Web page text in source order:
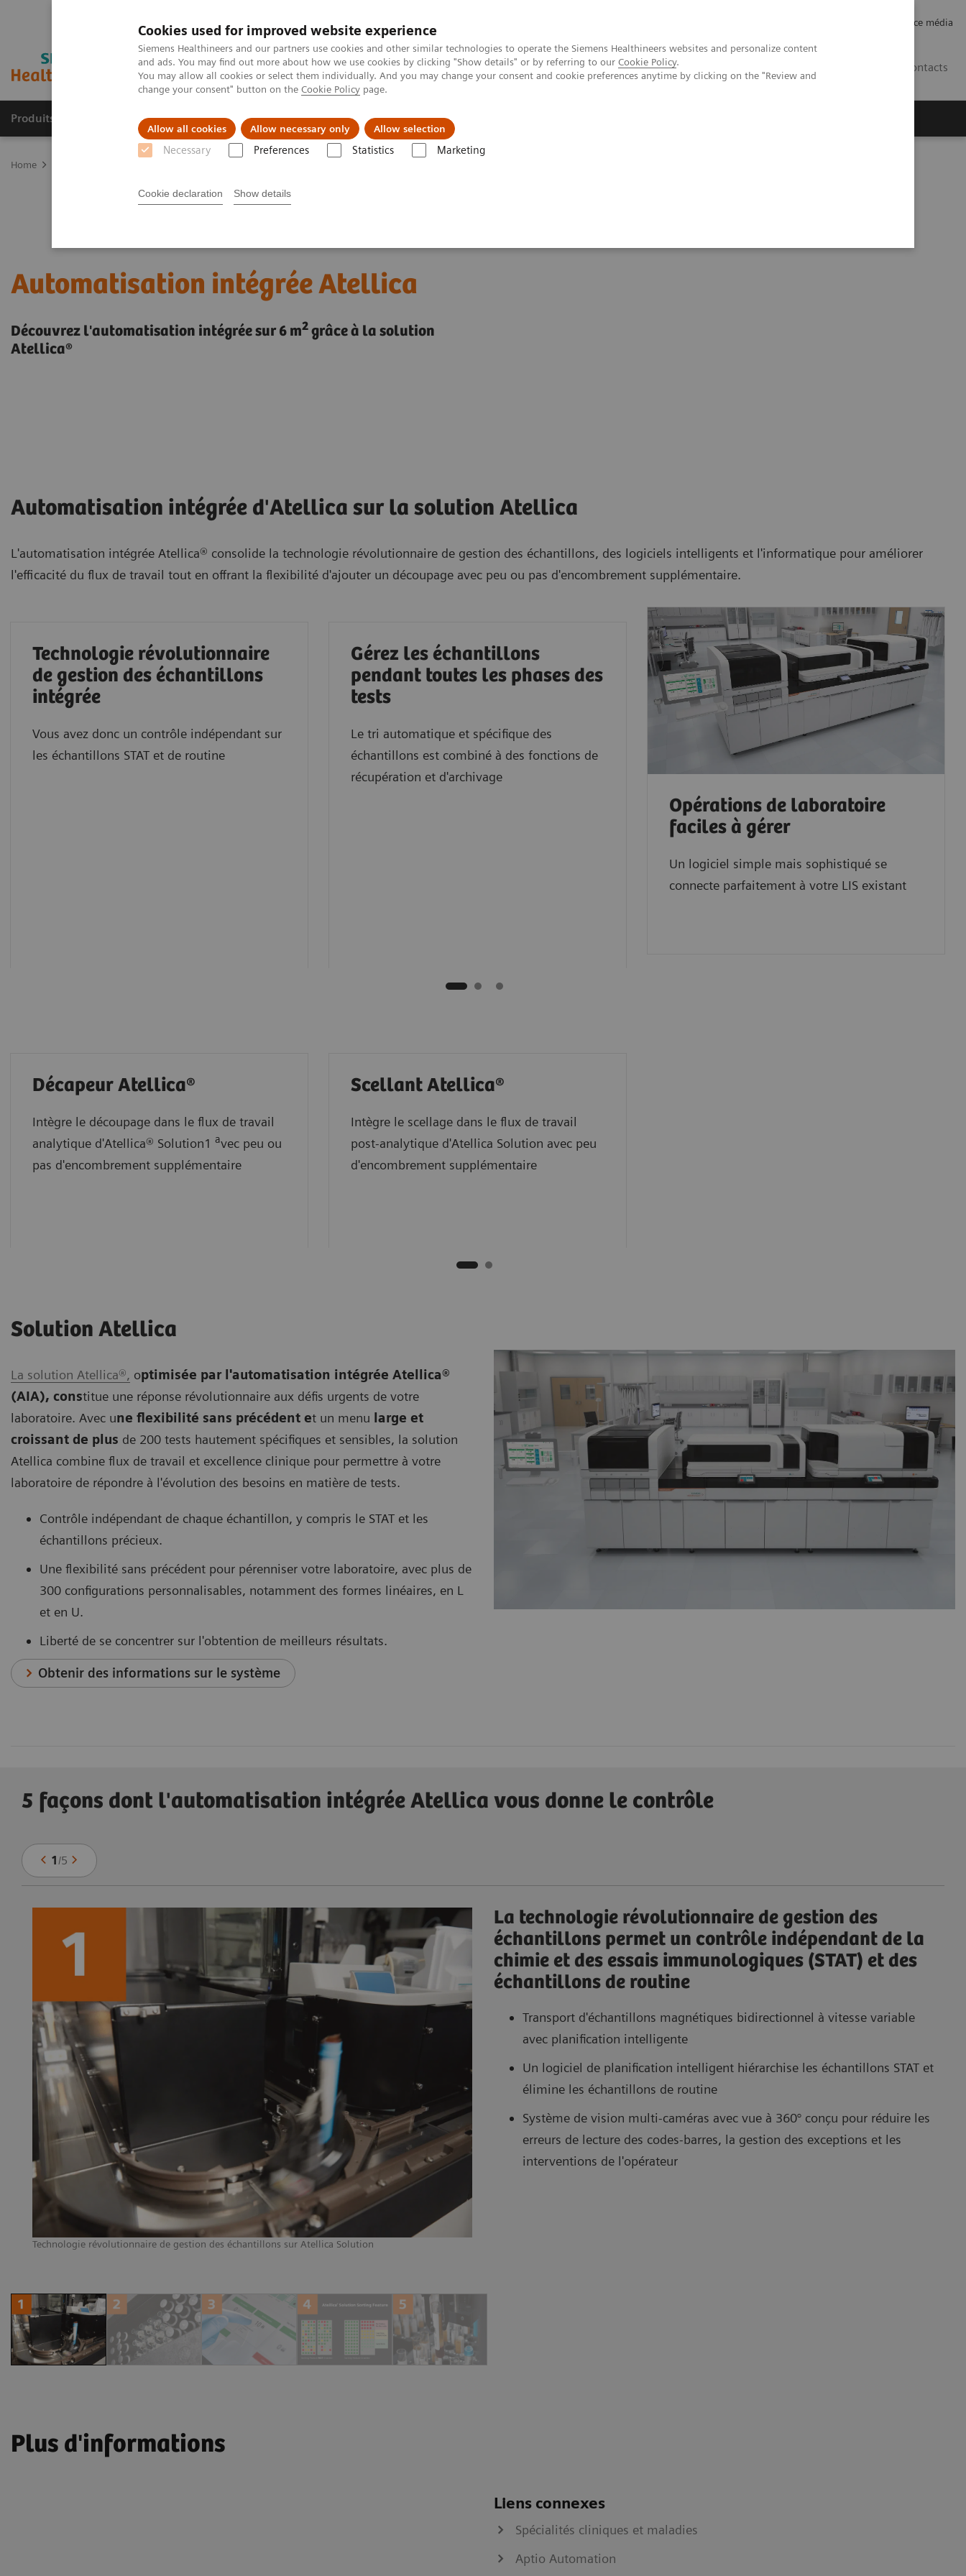
Cookies used for improved website experience
Siemens Healthineers and our partners use cookies and other similar technologies to operate the Siemens Healthineers websites and personalize content
and ads. You may find out more about how we use cookies by clicking "Show details" or by referring to our Cookie Policy.
You may allow all cookies or select them individually. And you may change your consent and cookie preferences anytime by clicking on the "Review and
change your consent" button on the Cookie Policy page.
Allow all cookies Allow necessary only Allow selection
Necessary Preferences Statistics Marketing
Cookie declaration Show details
Espace média
Contacts
Produits & services Domaines cliniques Actualités et événements
Home
Automatisation intégrée Atellica
Découvrez l'automatisation intégrée sur 6 m2 grâce à la solution
Atellica®
Automatisation intégrée d'Atellica sur la solution Atellica
L'automatisation intégrée Atellica® consolide la technologie révolutionnaire de gestion des échantillons, des logiciels intelligents et l'informatique pour améliorer
l'efficacité du flux de travail tout en offrant la flexibilité d'ajouter un découpage avec peu ou pas d'encombrement supplémentaire.
Technologie révolutionnaire
de gestion des échantillons
intégrée
Vous avez donc un contrôle indépendant sur
les échantillons STAT et de routine
Gérez les échantillons
pendant toutes les phases des
tests
Le tri automatique et spécifique des
échantillons est combiné à des fonctions de
récupération et d'archivage
Opérations de laboratoire
faciles à gérer
Un logiciel simple mais sophistiqué se
connecte parfaitement à votre LIS existant
Décapeur Atellica®
Intègre le découpage dans le flux de travail
analytique d'Atellica® Solution1 avec peu ou
pas d'encombrement supplémentaire
Scellant Atellica®
Intègre le scellage dans le flux de travail
post-analytique d'Atellica Solution avec peu
d'encombrement supplémentaire
Solution Atellica
La solution Atellica®, optimisée par l'automatisation intégrée Atellica®
(AIA), constitue une réponse révolutionnaire aux défis urgents de votre
laboratoire. Avec une flexibilité sans précédent et un menu large et
croissant de plus de 200 tests hautement spécifiques et sensibles, la solution
Atellica combine flux de travail et excellence clinique pour permettre à votre
laboratoire de répondre à l'évolution des besoins en matière de tests.
Contrôle indépendant de chaque échantillon, y compris le STAT et les
échantillons précieux.
Une flexibilité sans précédent pour pérenniser votre laboratoire, avec plus de
300 configurations personnalisables, notamment des formes linéaires, en L
et en U.
Liberté de se concentrer sur l'obtention de meilleurs résultats.
Obtenir des informations sur le système
5 façons dont l'automatisation intégrée Atellica vous donne le contrôle
1/5
Technologie révolutionnaire de gestion des échantillons sur Atellica Solution
La technologie révolutionnaire de gestion des
échantillons permet un contrôle indépendant de la
chimie et des essais immunologiques (STAT) et des
échantillons de routine
Transport d'échantillons magnétiques bidirectionnel à vitesse variable
avec planification intelligente
Un logiciel de planification intelligent hiérarchise les échantillons STAT et
élimine les échantillons de routine
Système de vision multi-caméras avec vue à 360° conçu pour réduire les
erreurs de lecture des codes-barres, la gestion des exceptions et les
interventions de l'opérateur
Plus d'informations
Liens connexes
Spécialités cliniques et maladies
Aptio Automation